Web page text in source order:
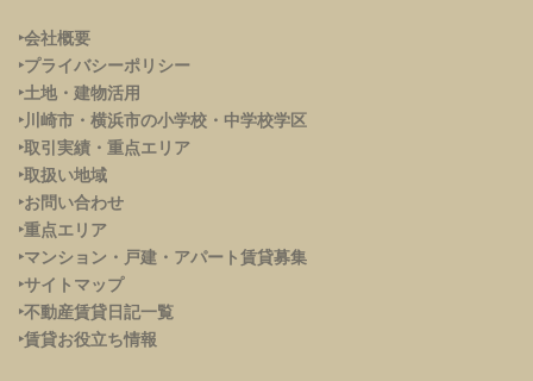
‣会社概要
‣プライバシーポリシー
‣土地・建物活用
‣川崎市・横浜市の小学校・中学校学区
‣取引実績・重点エリア
‣取扱い地域
‣お問い合わせ
‣重点エリア
‣マンション・戸建・アパート賃貸募集
‣サイトマップ
‣不動産賃貸日記一覧
‣賃貸お役立ち情報